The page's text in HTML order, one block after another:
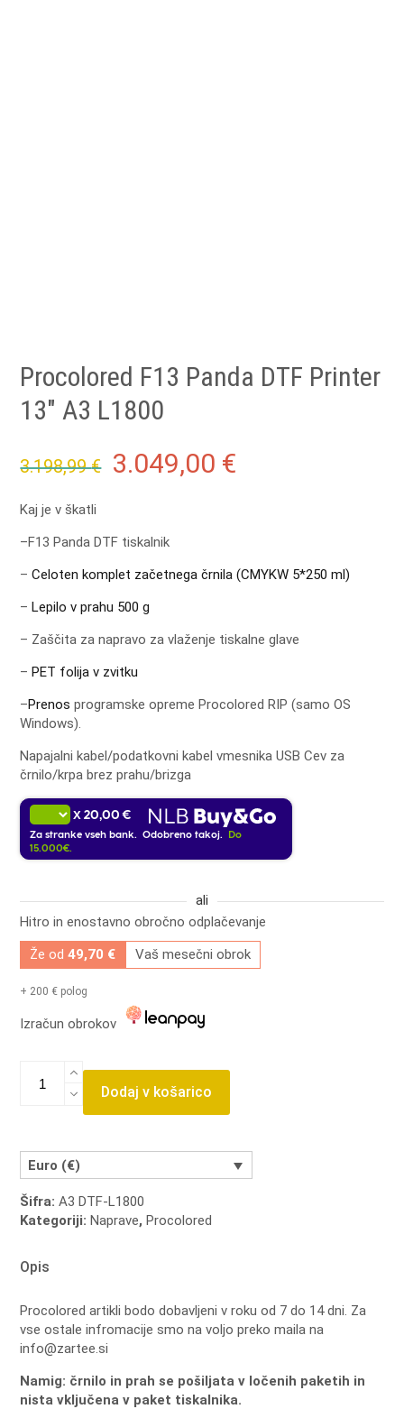
Procolored F13 Panda DTF Printer
13″ A3 L1800
3.198,99€ Original
was:
3.198,99 €.
3.049,00 €
3.049,00 €.
Kaj je v škatli
–F13 Panda DTF tiskalnik
– Celoten komplet začetnega črnila (CMYKW 5*250 ml)
– Lepilo v prahu 500 g
– Zaščita za napravo za vlaženje tiskalne glave
– PET folija v zvitku
–Prenos programske opreme Procolored RIP (samo OS
Windows).
Napajalni kabel/podatkovni kabel vmesnika USBCev za
črnilo/krpa brez prahu/brizga
X 20,00 €
Za stranke vseh bank. Odobreno takoj.
Do
15.000€.
ali
Hitro in enostavno obročno odplačevanje
Že od49,70 € Vaš mesečni obrok
+ 200 € polog
Izračun obrokov
Procolored
F13
13"
A3
L1800
količina
Dodaj v košarico
Euro (€)
Šifra:A3 DTF-L1800
Kategoriji:Naprave,Procolored
Opis
Procolored artikli bodo dobavljeni v roku od 7 do 14 dni. Za
vse ostale infromacije smo na voljo preko maila na
info@zartee.si
Namig: črnilo in prah se pošiljata v ločenih paketih in
nista vključena v paket tiskalnika.